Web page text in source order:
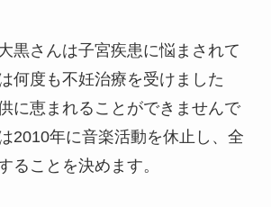
黒さんは子宮疾患に悩まされて
何度も不妊治療を受けました
に恵まれることができませんで
2010年に音楽活動を休止し、全
ることを決めます。